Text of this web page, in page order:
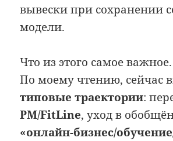
вывески при сохранении
модели.
Что из этого самое важное.
По моему чтению, сейчас
типовые траектории:
PM/FitLine, уход в
«онлайн-бизнес/